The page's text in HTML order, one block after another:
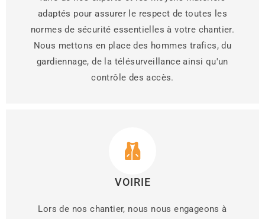
adaptés pour assurer le respect de toutes les
normes de sécurité essentielles à votre chantier.
Nous mettons en place des hommes trafics, du
gardiennage, de la télésurveillance ainsi qu'un
contrôle des accès.
VOIRIE
Lors de nos chantier, nous nous engageons à